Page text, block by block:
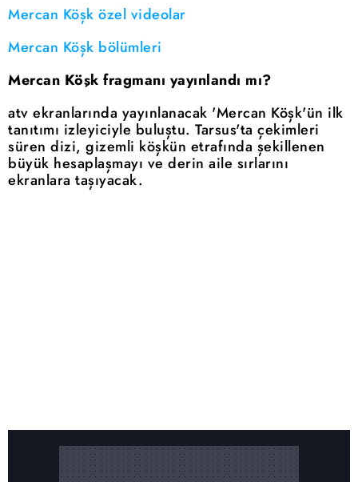
Mercan Köşk özel videolar
Mercan Köşk bölümleri
Mercan Köşk fragmanı yayınlandı mı?
atv ekranlarında yayınlanacak 'Mercan Köşk'ün ilk
tanıtımı izleyiciyle buluştu. Tarsus'ta çekimleri
süren dizi, gizemli köşkün etrafında şekillenen
büyük hesaplaşmayı ve derin aile sırlarını
ekranlara taşıyacak.